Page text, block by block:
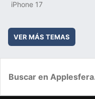
iPhone 17
VER MÁS TEMAS